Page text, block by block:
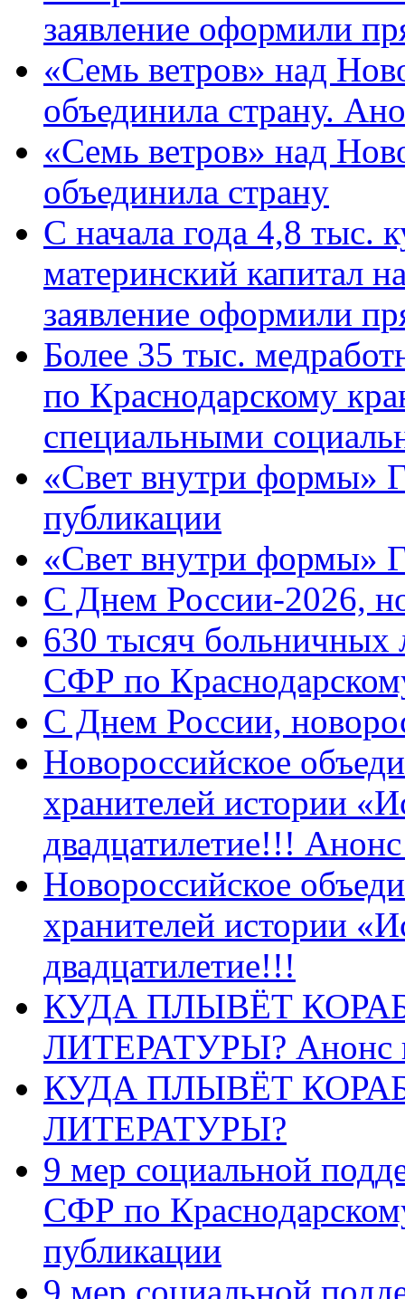
заявление оформили
«Семь ветров» над
объединила страну.
«Семь ветров» над
объединила страну
С начала года 4,8 тыс.
материнский капитал
заявление оформили
Более 35 тыс.
по Краснодарскому
специальными
«Свет внутри формы»
публикации
«Свет внутри формы»
C Днем России-2026,
630 тысяч больничных
СФР по
C Днем России,
Новороссийское
хранителей истории
двадцатилетие!!!
Новороссийское
хранителей истории
двадцатилетие!!!
КУДА ПЛЫВЁТ
ЛИТЕРАТУРЫ? Анонс
КУДА ПЛЫВЁТ
ЛИТЕРАТУРЫ?
9 мер социальной
СФР по
публикации
9 мер социальной